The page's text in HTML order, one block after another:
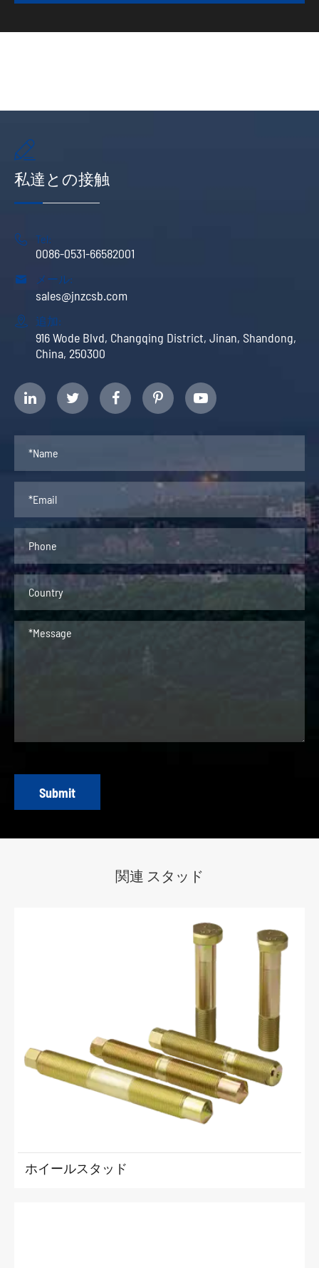

私達との接触
 Tel:
0086-0531-66582001
 メール:
sales@jnzcsb.com
 追加:
916 Wode Blvd, Changqing District, Jinan, Shandong,
China, 250300
Submit
関連 スタッド
ホイールスタッド